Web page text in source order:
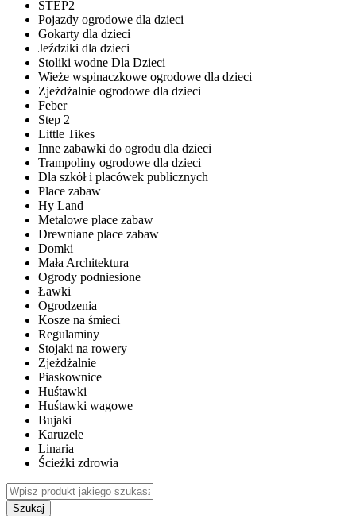
STEP2
Pojazdy ogrodowe dla dzieci
Gokarty dla dzieci
Jeździki dla dzieci
Stoliki wodne Dla Dzieci
Wieże wspinaczkowe ogrodowe dla dzieci
Zjeżdżalnie ogrodowe dla dzieci
Feber
Step 2
Little Tikes
Inne zabawki do ogrodu dla dzieci
Trampoliny ogrodowe dla dzieci
Dla szkół i placówek publicznych
Place zabaw
Hy Land
Metalowe place zabaw
Drewniane place zabaw
Domki
Mała Architektura
Ogrody podniesione
Ławki
Ogrodzenia
Kosze na śmieci
Regulaminy
Stojaki na rowery
Zjeżdżalnie
Piaskownice
Huśtawki
Huśtawki wagowe
Bujaki
Karuzele
Linaria
Ścieżki zdrowia
Szukaj